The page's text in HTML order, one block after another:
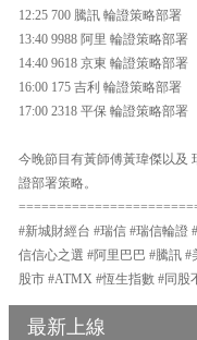
12:25 700 騰訊 輪證策略部署
13:40 9988 阿里 輪證策略部署
14:40 9618 京東 輪證策略部署
16:00 175 吉利 輪證策略部署
17:00 2318 平保 輪證策略部署
今晚節目有黃師傅黃瑋傑以及
證部署策略。
#新城財經台 #瑞信 #瑞信輪證
信信心之選 #阿里巴巴 #騰訊
股市 #ATMX #恆生指數 #同股
最新上線